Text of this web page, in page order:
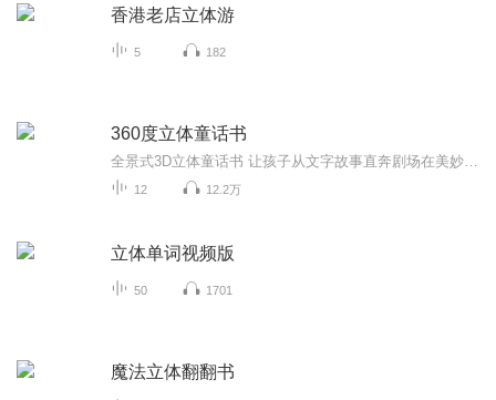
香港老店立体游
5 182
360度立体童话书
12 12.2万
立体单词视频版
50 1701
魔法立体翻翻书